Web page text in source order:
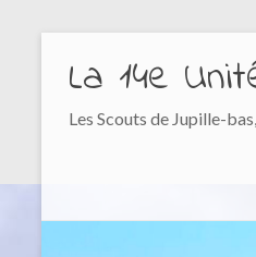
La 14e
Les Scouts de Jupille-